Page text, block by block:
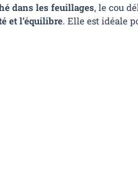
dans les feuillages, le cou
et l’équilibre. Elle est idéale